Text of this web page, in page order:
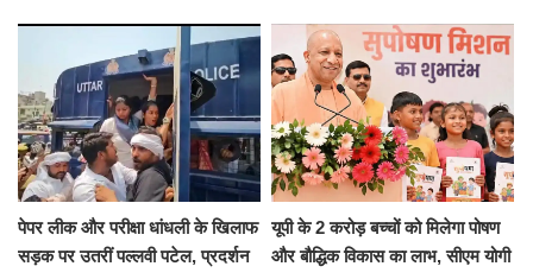
पेपर लीक और परीक्षा धांधली के खिलाफ
सड़क पर उतरीं पल्लवी पटेल, प्रदर्शन
यूपी के 2 करोड़ बच्चों को मिलेगा पोषण
और बौद्धिक विकास का लाभ, सीएम योगी